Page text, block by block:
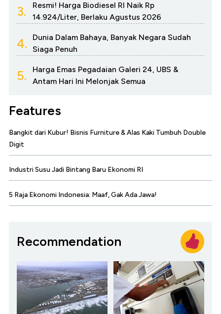
3.
Resmi! Harga Biodiesel RI Naik Rp
14.924/Liter, Berlaku Agustus 2026
4.
Dunia Dalam Bahaya, Banyak Negara Sudah
Siaga Penuh
5.
Harga Emas Pegadaian Galeri 24, UBS &
Antam Hari Ini Melonjak Semua
Features
Bangkit dari Kubur! Bisnis Furniture & Alas Kaki Tumbuh Double
Digit
Industri Susu Jadi Bintang Baru Ekonomi RI
5 Raja Ekonomi Indonesia: Maaf, Gak Ada Jawa!
Recommendation